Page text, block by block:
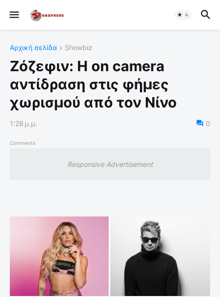
Αρχική σελίδα Showbiz
Ζόζεφιν: Η on camera
αντίδραση στις φήμες
χωρισμού από τον Νίνο
1:28 μ.μ. 0
Comments
Responsive Advertisement